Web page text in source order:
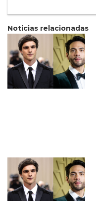
Noticias relacionadas